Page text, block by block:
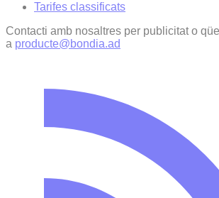
Tarifes classificats
Contacti amb nosaltres per publicitat o
a producte@bondia.ad